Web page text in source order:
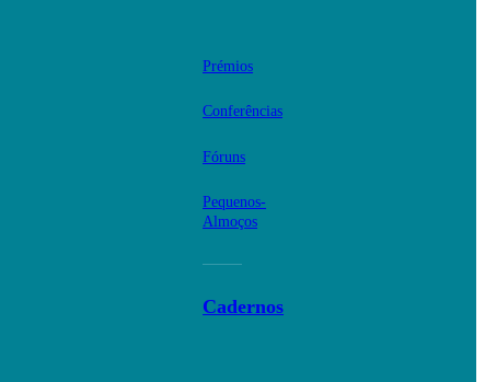
Prémios
Conferências
Fóruns
Pequenos-
Almoços
Cadernos